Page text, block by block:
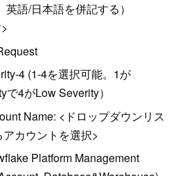
語/日本語を併記する）
4 (1-4を選択可能。1が
4がLow Severity）
Name: <ドロップダウンリス
アカウントを選択>
Platform Management